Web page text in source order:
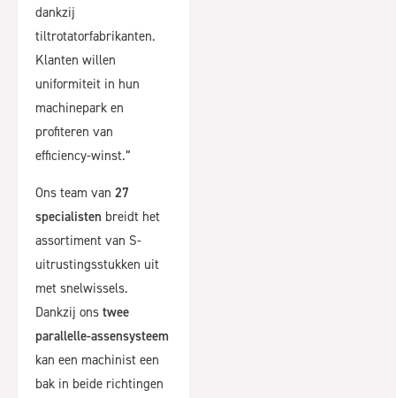
dankzij
tiltrotatorfabrikanten.
Klanten willen
uniformiteit in hun
machinepark en
profiteren van
efficiency-winst.”
Ons team van 27
specialisten breidt het
assortiment van S-
uitrustingsstukken uit
met snelwissels.
Dankzij ons twee
parallelle-assensysteem
kan een machinist een
bak in beide richtingen